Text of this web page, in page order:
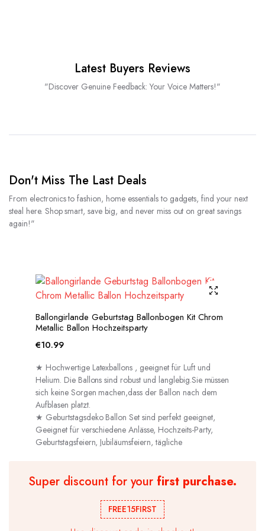
Latest Buyers Reviews
"Discover Genuine Feedback: Your Voice Matters!"
Don't Miss The Last Deals
From electronics to fashion, home essentials to gadgets, find your next
steal here. Shop smart, save big, and never miss out on great savings
again!"
Ballongirlande Geburtstag Ballonbogen Kit Chrom
Metallic Ballon Hochzeitsparty
€10.99
★ Hochwertige Latexballons , geeignet für Luft und
Helium. Die Ballons sind robust und langlebig.Sie müssen
sich keine Sorgen machen,dass der Ballon nach dem
Aufblasen platzt.
★ Geburtstagsdeko Ballon Set sind perfekt geeignet,
Geeignet für verschiedene Anlässe, Hochzeits-Party,
Geburtstagsfeiern, Jubiläumsfeiern, tägliche
Super discount for yourfirst purchase.
FREE15FIRST